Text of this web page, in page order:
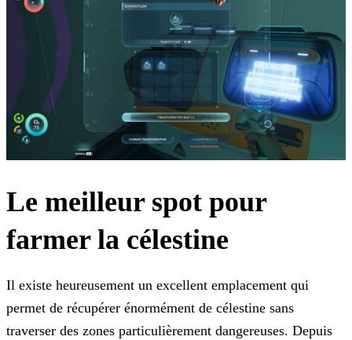
Le meilleur spot pour
farmer la célestine
Il existe heureusement un excellent emplacement qui
permet de récupérer énormément de célestine sans
traverser des zones particulièrement dangereuses. Depuis